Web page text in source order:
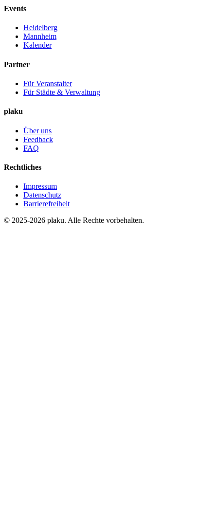
Events
Heidelberg
Mannheim
Kalender
Partner
Für Veranstalter
Für Städte & Verwaltung
plaku
Über uns
Feedback
FAQ
Rechtliches
Impressum
Datenschutz
Barrierefreiheit
© 2025-2026 plaku. Alle Rechte vorbehalten.